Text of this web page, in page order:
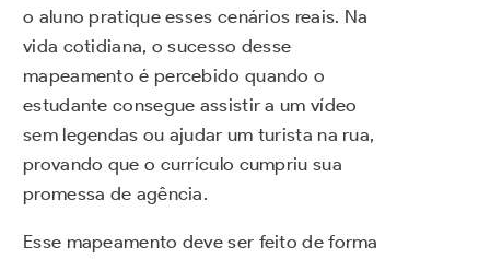
o aluno pratique esses cenários reais. Na
vida cotidiana, o sucesso desse
mapeamento é percebido quando o
estudante consegue assistir a um vídeo
sem legendas ou ajudar um turista na rua,
provando que o currículo cumpriu sua
promessa de agência.
Esse mapeamento deve ser feito de forma